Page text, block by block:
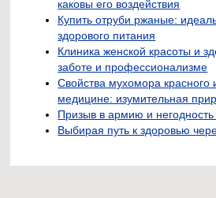
каковы его воздействия
Купить отруби ржаные:
здорового питания
Клиника женской красоты и
заботе и профессионализме
Свойства мухомора красного
медицине: изумительная
Призыв в армию и
Выбирая путь к здоровью